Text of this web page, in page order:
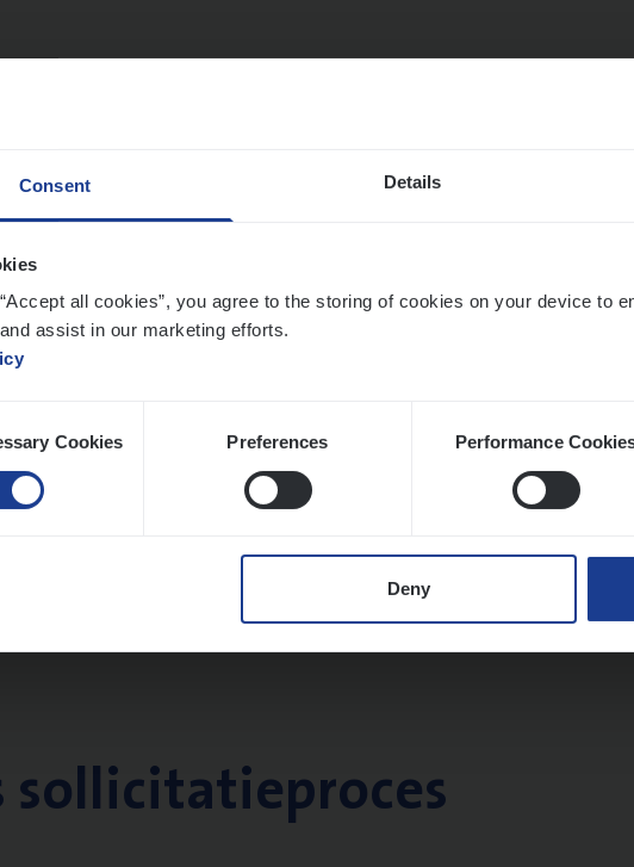
Consent Details
all cookies”, you agree to the storing of cookies on your device to
assist in our marketing efforts.
Cookies Preferences Performance
Deny
sollicitatieproces